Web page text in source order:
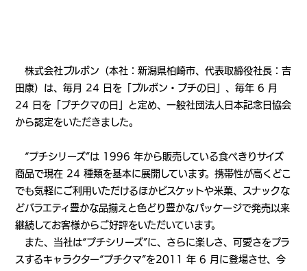
株式会社ブルボン（本社：新潟県柏崎市、代表取締役社長：吉
田康）は、毎月 24 日を「ブルボン・プチの日」、毎年 6 月
24 日を「プチクマの日」と定め、一般社団法人日本記念日協会
から認定をいただきました。
“プチシリーズ”は 1996 年から販売している食べきりサイズ
商品で現在 24 種類を基本に展開しています。携帯性が高くどこ
でも気軽にご利用いただけるほかビスケットや米菓、スナックな
どバラエティ豊かな品揃えと色どり豊かなパッケージで発売以来
継続してお客様からご好評をいただいています。
また、当社は“プチシリーズ”に、さらに楽しさ、可愛さをプラ
スするキャラクター“プチクマ”を2011 年 6 月に登場させ、今